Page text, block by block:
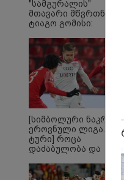
"სამგურალის"
მთავარი მწვრთნელი
ტიაგო გომისი:
ტალანტების
ქვეყანაა"!
[სიმბოლური ნაკრები.
ეროვნული ლიგა. XXX
ტური] როცა
დაძაბულობა და
არიან...